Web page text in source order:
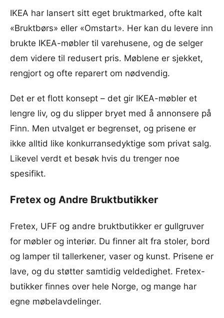
IKEA har lansert sitt eget bruktmarked, ofte kalt
«Bruktbørs» eller «Omstart». Her kan du levere inn
brukte IKEA-møbler til varehusene, og de selger
dem videre til redusert pris. Møblene er sjekket,
rengjort og ofte reparert om nødvendig.
Det er et flott konsept – det gir IKEA-møbler et
lengre liv, og du slipper bryet med å annonsere på
Finn. Men utvalget er begrenset, og prisene er
ikke alltid like konkurransedyktige som privat salg.
Likevel verdt et besøk hvis du trenger noe
spesifikt.
Fretex og Andre Bruktbutikker
Fretex, UFF og andre bruktbutikker er gullgruver
for møbler og interiør. Du finner alt fra stoler, bord
og lamper til tallerkener, vaser og kunst. Prisene er
lave, og du støtter samtidig veldedighet. Fretex-
butikker finnes over hele Norge, og mange har
egne møbelavdelinger.